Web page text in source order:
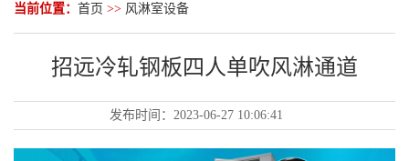
当前位置： 首页 >> 风淋室设备
招远冷轧钢板四人单吹风淋通道
发布时间： 2023-06-27 10:06:41